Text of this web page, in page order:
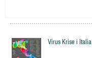
Virus Krise i Italia